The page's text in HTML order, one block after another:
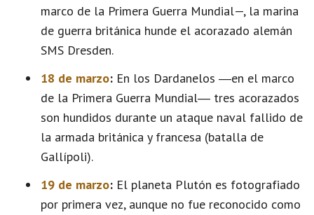
marco de la Primera Guerra Mundial—, la marina
de guerra británica hunde el acorazado alemán
SMS Dresden.
18 de marzo: En los Dardanelos ―en el marco
de la Primera Guerra Mundial― tres acorazados
son hundidos durante un ataque naval fallido de
la armada británica y francesa (batalla de
Gallípoli).
19 de marzo: El planeta Plutón es fotografiado
por primera vez, aunque no fue reconocido como